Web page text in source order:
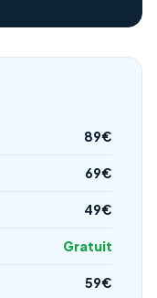
89€
69€
49€
Gratuit
59€